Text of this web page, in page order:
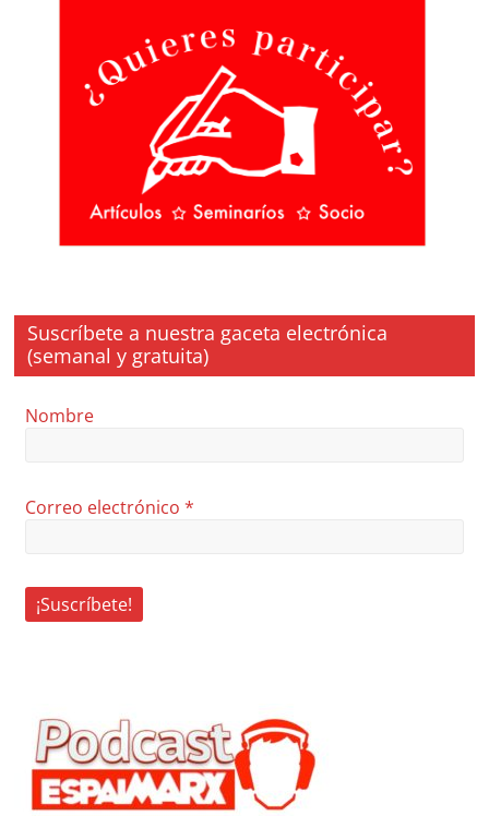
Suscríbete a nuestra gaceta electrónica
(semanal y gratuita)
Nombre
Correo electrónico*